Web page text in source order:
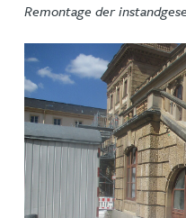
Remontage der